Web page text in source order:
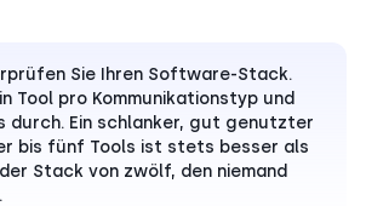
Sie Ihren Software-Stack.
Tool pro Kommunikationstyp und
durch. Ein schlanker, gut genutzter
bis fünf Tools ist stets besser als
Stack von zwölf, den niemand